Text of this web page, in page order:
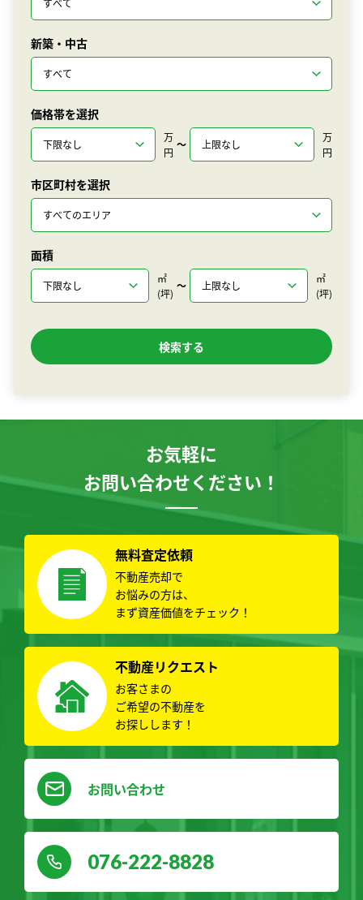
新築・中古
価格帯を選択
万
円
〜
万
円
市区町村を選択
面積
㎡
(坪)
〜
㎡
(坪)
お気軽に
お問い合わせください！
無料査定依頼
不動産売却で
お悩みの方は、
まず資産価値をチェック！
不動産リクエスト
お客さまの
ご希望の不動産を
お探しします！
お問い合わせ
076-222-8828